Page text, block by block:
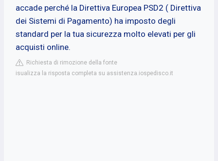
accade perché la Direttiva Europea PSD2 ( Direttiva
dei Sistemi di Pagamento) ha imposto degli
standard per la tua sicurezza molto elevati per gli
acquisti online.
Richiesta di rimozione della fonte
isualizza la risposta completa su assistenza.iospedisco.it